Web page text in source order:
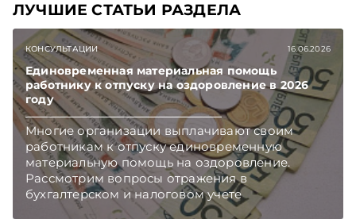
ЛУЧШИЕ СТАТЬИ РАЗДЕЛА
КОНСУЛЬТАЦИИ 16.06.2026
Единовременная материальная помощь
работнику к отпуску на оздоровление в 2026
году
Многие организации выплачивают своим
работникам к отпуску единовременную
материальную помощь на оздоровление.
Рассмотрим вопросы отражения в
бухгалтерском и налоговом учете
хозяйственных операций по начислению и